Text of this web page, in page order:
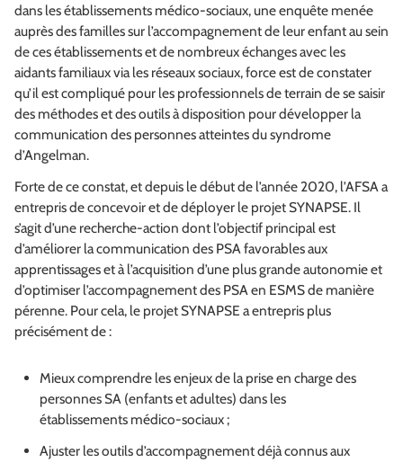
dans les établissements médico-sociaux, une enquête menée
auprès des familles sur l’accompagnement de leur enfant au sein
de ces établissements et de nombreux échanges avec les
aidants familiauxviales réseaux sociaux, force est de constater
qu’il est compliqué pour les professionnels de terrain de se saisir
des méthodes et des outils à disposition pour développer la
communication des personnes atteintes du syndrome
d’Angelman.
Forte de ce constat, et depuis le début de l’année 2020, l’AFSA a
entrepris de concevoir et de déployer le projet SYNAPSE. Il
s’agit d’une recherche-action dont l’objectif principal est
d’améliorer la communication des PSA favorables aux
apprentissages et à l’acquisition d’une plus grande autonomie et
d’optimiser l’accompagnement des PSA en ESMS de manière
pérenne. Pour cela, le projet SYNAPSE a entrepris plus
précisément de :
Mieux comprendre les enjeux de la prise en charge des
personnes SA (enfants et adultes) dans les
établissements médico-sociaux ;
Ajuster les outils d’accompagnement déjà connus aux